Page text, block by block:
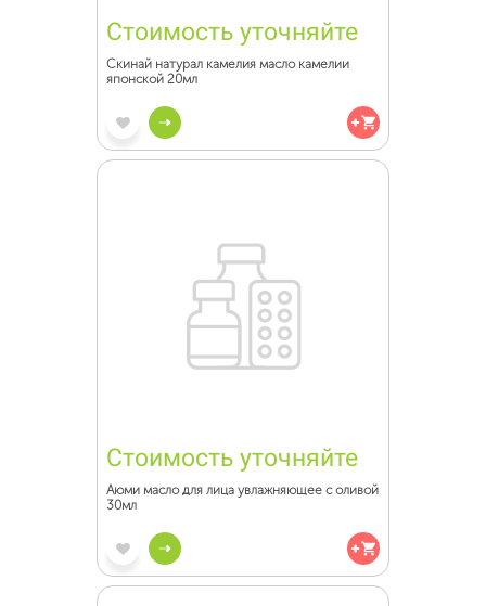
Стоимость уточняйте
Скинай натурал камелия масло камелии
японской 20мл
Стоимость уточняйте
Аюми масло для лица увлажняющее с оливой
30мл